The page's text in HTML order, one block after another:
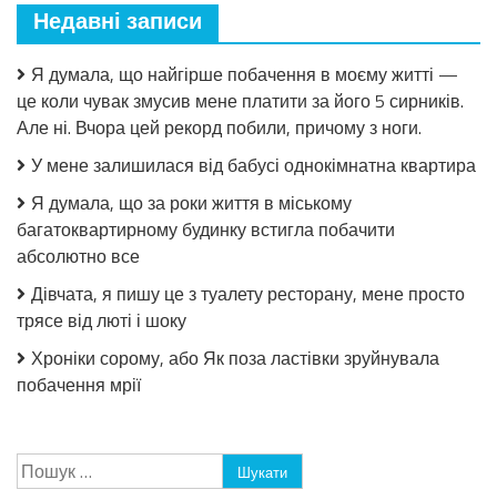
Недавні записи
Я думала, що найгірше побачення в моєму житті —
це коли чувак змусив мене платити за його 5 сирників.
Але ні. Вчора цей рекорд побили, причому з ноги.
У мене залишилася від бабусі однокімнатна квартира
Я думала, що за роки життя в міському
багатоквартирному будинку встигла побачити
абсолютно все
Дівчата, я пишу це з туалету ресторану, мене просто
трясе від люті і шоку
Хроніки сорому, або Як поза ластівки зруйнувала
побачення мрії
Пошук: